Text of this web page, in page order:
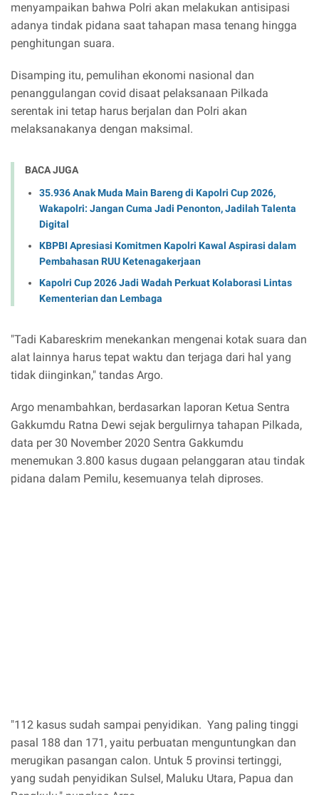
menyampaikan bahwa Polri akan melakukan antisipasi
adanya tindak pidana saat tahapan masa tenang hingga
penghitungan suara.
Disamping itu, pemulihan ekonomi nasional dan
penanggulangan covid disaat pelaksanaan Pilkada
serentak ini tetap harus berjalan dan Polri akan
melaksanakanya dengan maksimal.
BACA JUGA
35.936 Anak Muda Main Bareng di Kapolri Cup 2026,
Wakapolri: Jangan Cuma Jadi Penonton, Jadilah Talenta
Digital
KBPBI Apresiasi Komitmen Kapolri Kawal Aspirasi dalam
Pembahasan RUU Ketenagakerjaan
Kapolri Cup 2026 Jadi Wadah Perkuat Kolaborasi Lintas
Kementerian dan Lembaga
"Tadi Kabareskrim menekankan mengenai kotak suara dan
alat lainnya harus tepat waktu dan terjaga dari hal yang
tidak diinginkan," tandas Argo.
Argo menambahkan, berdasarkan laporan Ketua Sentra
Gakkumdu Ratna Dewi sejak bergulirnya tahapan Pilkada,
data per 30 November 2020 Sentra Gakkumdu
menemukan 3.800 kasus dugaan pelanggaran atau tindak
pidana dalam Pemilu, kesemuanya telah diproses.
"112 kasus sudah sampai penyidikan. Yang paling tinggi
pasal 188 dan 171, yaitu perbuatan menguntungkan dan
merugikan pasangan calon. Untuk 5 provinsi tertinggi,
yang sudah penyidikan Sulsel, Maluku Utara, Papua dan